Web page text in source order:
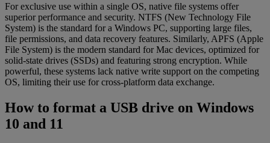
For exclusive use within a single OS, native file systems offer
superior performance and security. NTFS (New Technology File
System) is the standard for a Windows PC, supporting large files,
file permissions, and data recovery features. Similarly, APFS (Apple
File System) is the modern standard for Mac devices, optimized for
solid-state drives (SSDs) and featuring strong encryption. While
powerful, these systems lack native write support on the competing
OS, limiting their use for cross-platform data exchange.
How to format a USB drive on Windows
10 and 11